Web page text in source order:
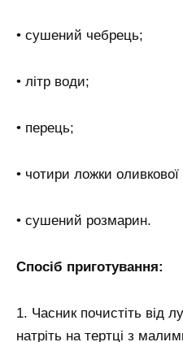
• сушений чебрець;
• літр води;
• перець;
• чотири ложки оливкової
• сушений розмарин.
Спосіб приготування:
1. Часник почистіть від
натріть на тертці з